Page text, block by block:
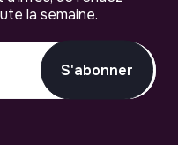
la semaine.
S'abonner